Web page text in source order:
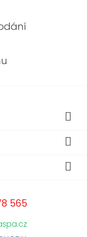



565